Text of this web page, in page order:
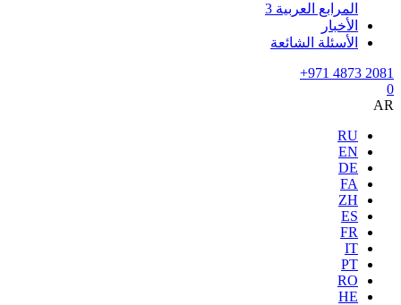
المرابع العربية 3
الأخبار
الأسئلة الشائعة
+971 4873 2081
0
AR
RU
EN
DE
FA
ZH
ES
FR
IT
PT
RO
HE